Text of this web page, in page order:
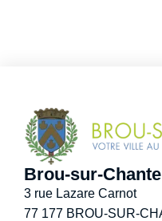
Brou-sur-
3 rue Lazare Carnot
77 177 BROU-SUR-